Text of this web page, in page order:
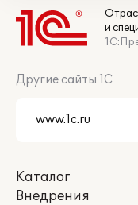
и
Другие сайты 1С
Каталог
Внедрения